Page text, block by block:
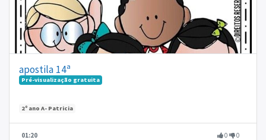
apostila 14ª
Pré-visualização gratuita
2º ano A- Patricia
01:20 0 0